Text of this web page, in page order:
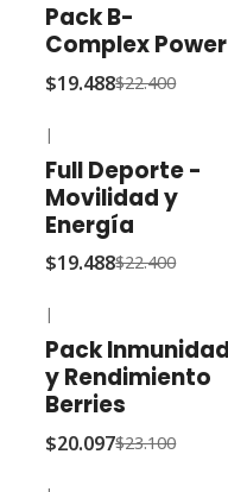
Pack B-
Complex Power
$19.488$22.400
|
Full Deporte -
Movilidad y
Energía
$19.488$22.400
|
Pack Inmunidad
y Rendimiento
Berries
$20.097$23.100